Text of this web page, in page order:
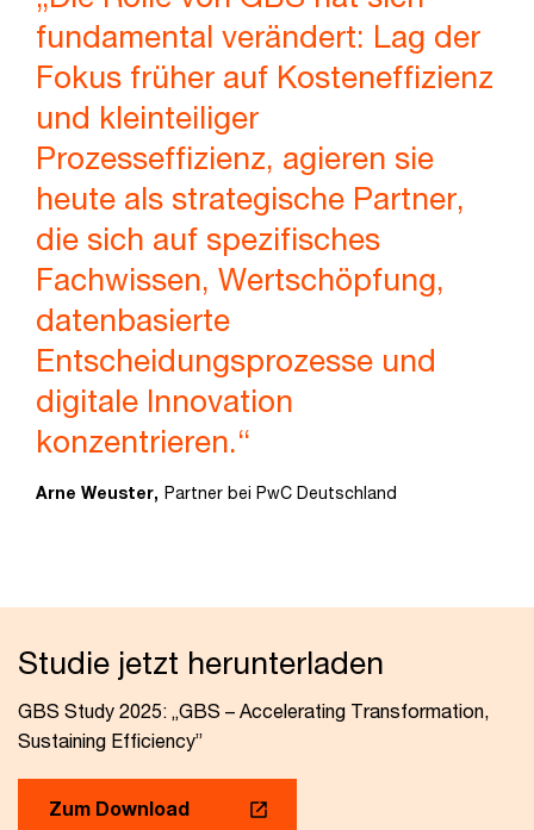
fundamental verändert: Lag der
Fokus früher auf Kosteneffizienz
und kleinteiliger
Prozesseffizienz, agieren sie
heute als strategische Partner,
die sich auf spezifisches
Fachwissen, Wertschöpfung,
datenbasierte
Entscheidungsprozesse und
digitale Innovation
konzentrieren.“
Arne Weuster, Partner bei PwC Deutschland
Studie jetzt herunterladen
GBS Study 2025: „GBS – Accelerating Transformation,
Sustaining Efficiency”
Zum Download